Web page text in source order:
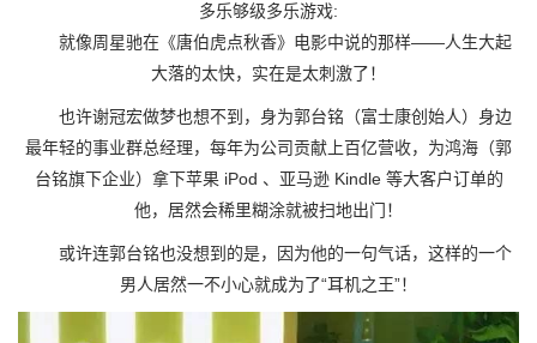
多乐够级多乐游戏:
就像周星驰在《唐伯虎点秋香》电影中说的那样——人生大起
大落的太快，实在是太刺激了！
也许谢冠宏做梦也想不到，身为郭台铭（富士康创始人）身边
最年轻的事业群总经理，每年为公司贡献上百亿营收，为鸿海（郭
台铭旗下企业）拿下苹果 iPod 、亚马逊 Kindle 等大客户订单的
他，居然会稀里糊涂就被扫地出门！
或许连郭台铭也没想到的是，因为他的一句气话，这样的一个
男人居然一不小心就成为了“耳机之王”！